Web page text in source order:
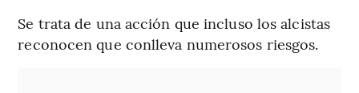
Se trata de una acción que incluso los alcistas
reconocen que conlleva numerosos riesgos.